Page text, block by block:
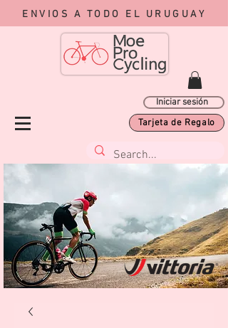
ENVIOS A TODO EL URUGUAY
Tarjeta de Regalo
Iniciar sesión